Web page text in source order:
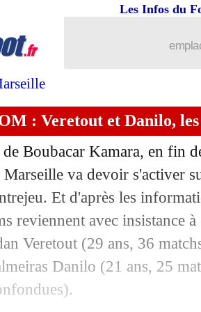
Les Infos du
: Veretout et Danilo, les
de Boubacar Kamara, en fin
va devoir s'activer
Et d'après les
reviennent avec insistance
Veretout (29 ans, 36
Danilo (21 ans, 25
proposé en Serie A ?
à Rome, ça chauffe !
vente, Aulas en dit plus
: 5 prêtés repartent
: 4 départs confirmés
c'est au moins 40 M€
Jong, première offre de